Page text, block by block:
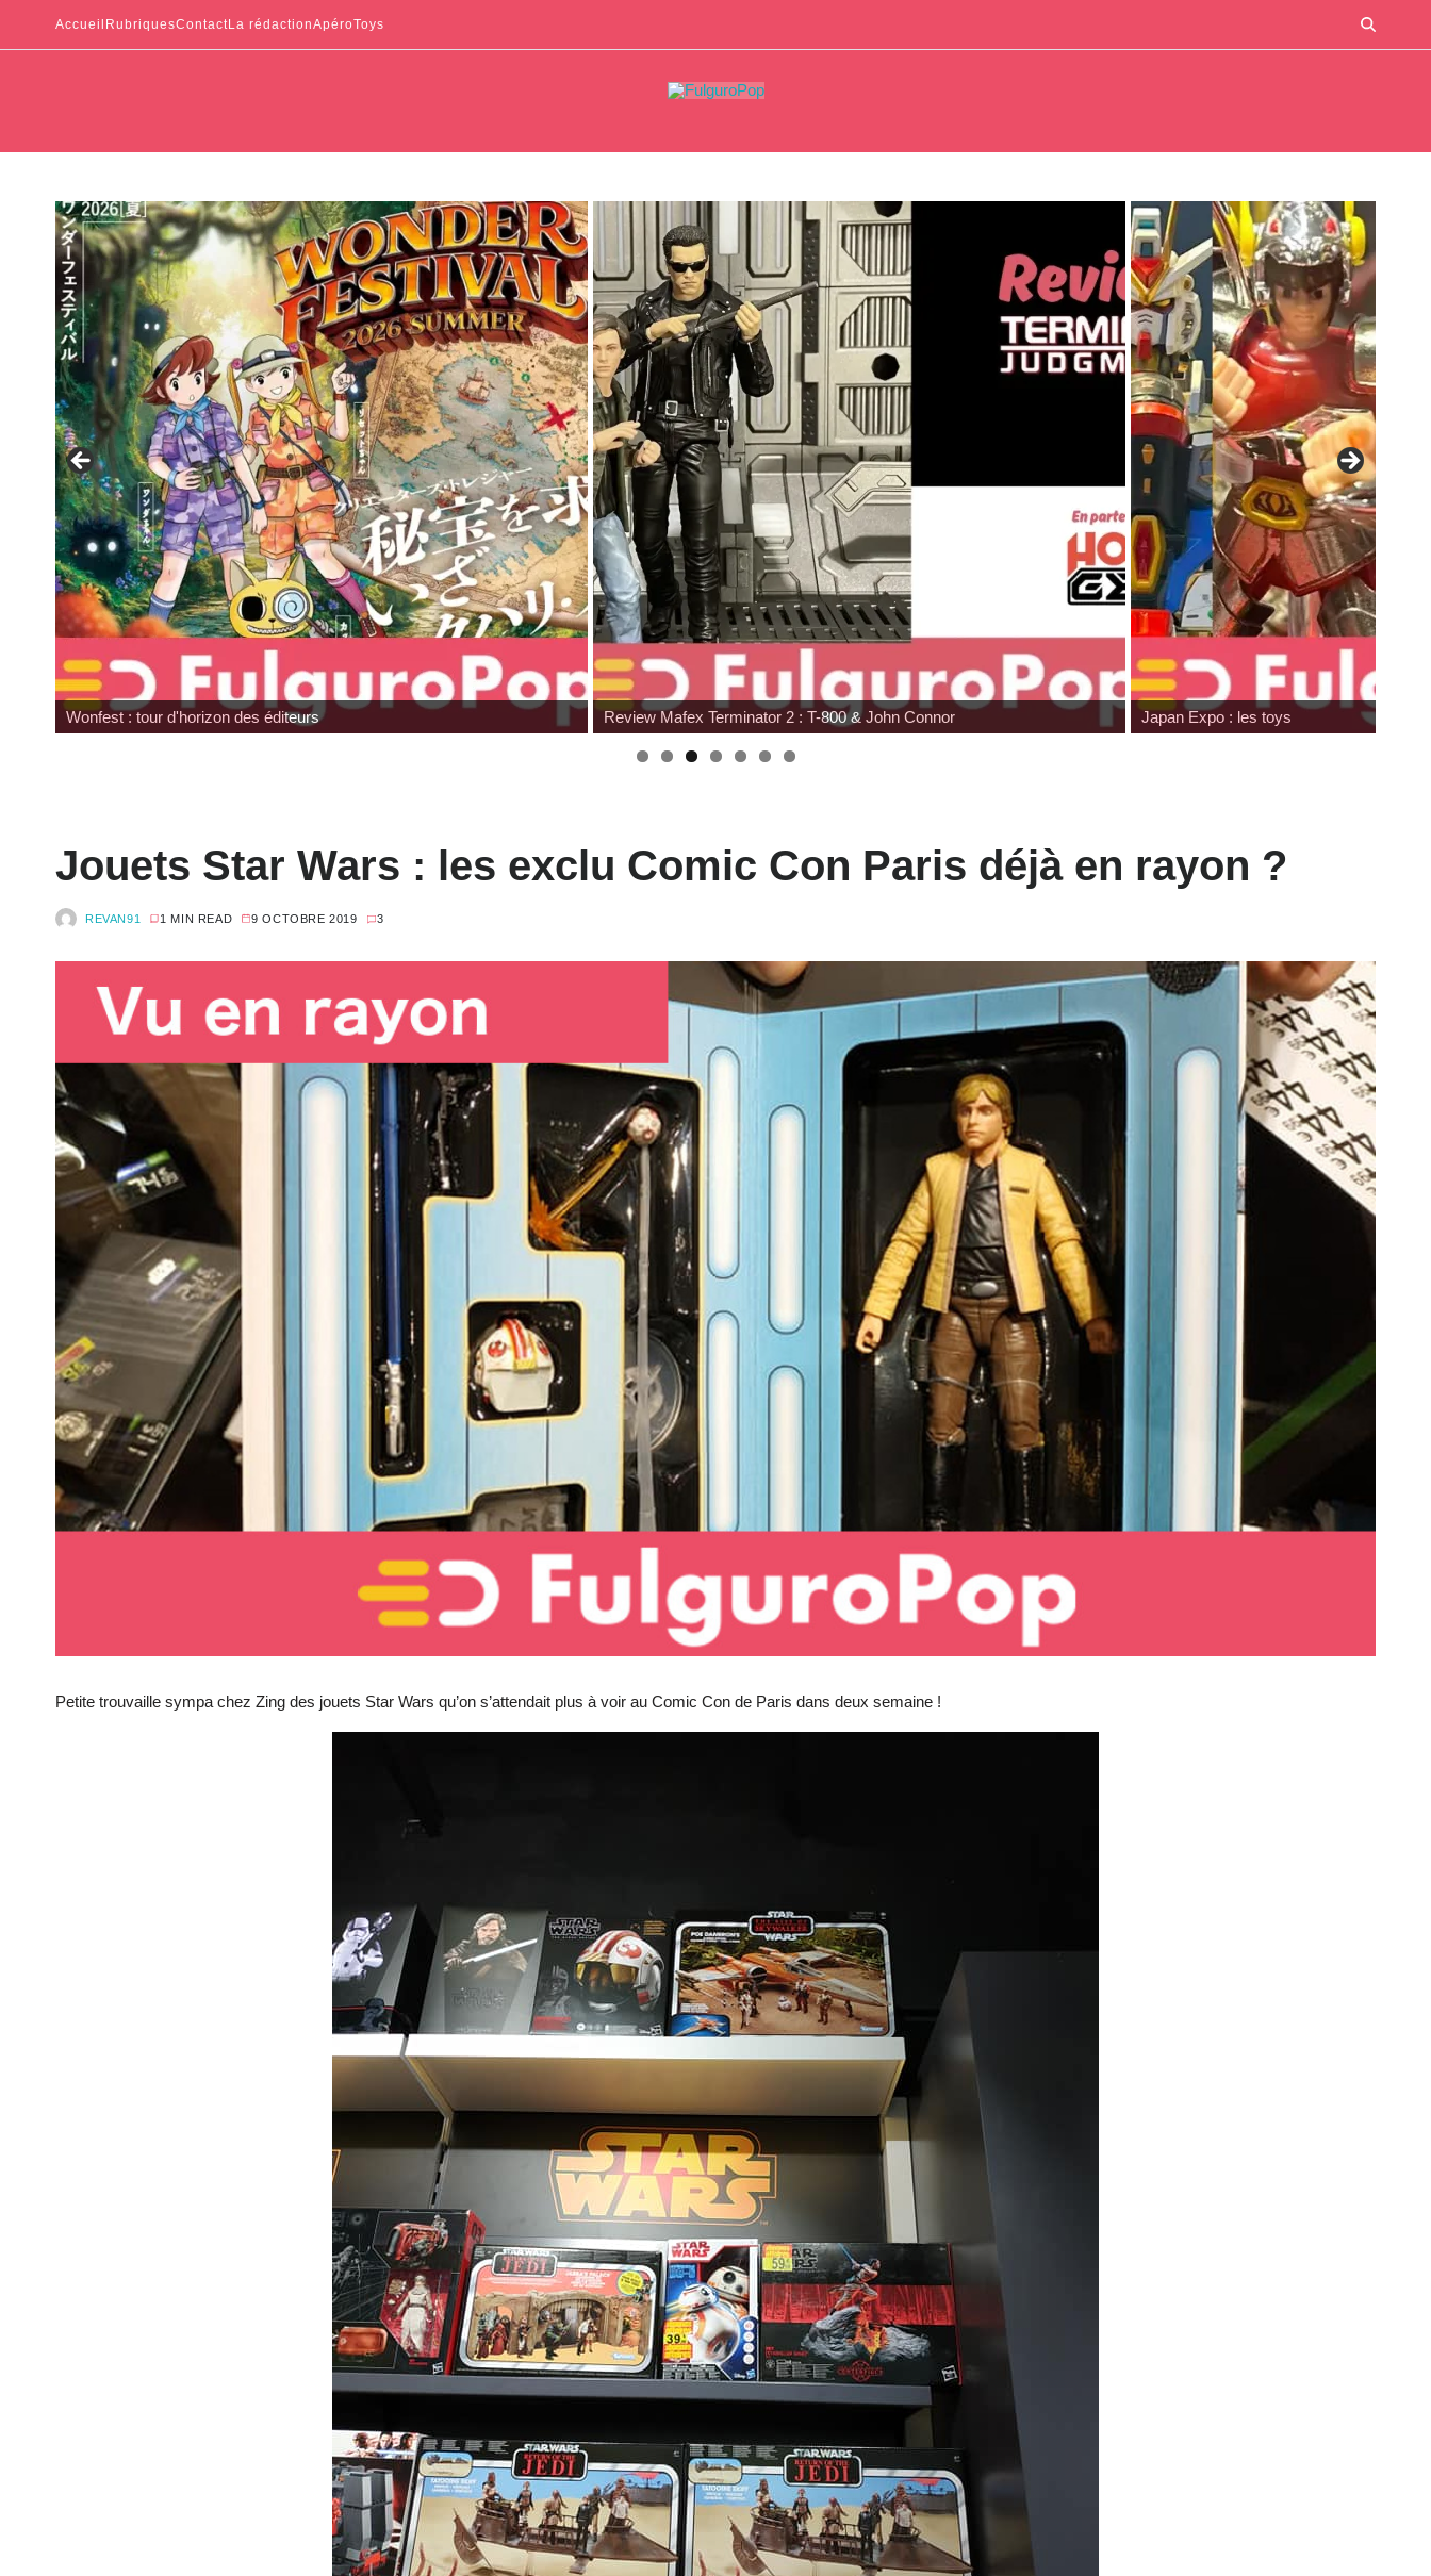
Accueil RubriquesContactLa rédactionApéroToys
Wonfest : tour d'horizon des éditeurs Review Mafex Terminator 2 : T-800 & John Connor Japan Expo : les toys
Jouets Star Wars : les exclu Comic Con Paris déjà en rayon ?
REVAN91 1 MIN READ 9 OCTOBRE 2019 3
Petite trouvaille sympa chez Zing des jouets Star Wars qu’on s’attendait plus à voir au Comic Con de Paris dans deux semaine !